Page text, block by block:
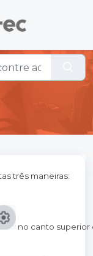
três maneiras:
no canto superior